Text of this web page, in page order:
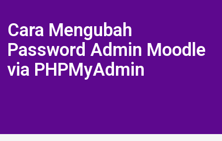
Cara Mengubah
Password Admin Moodle
via PHPMyAdmin